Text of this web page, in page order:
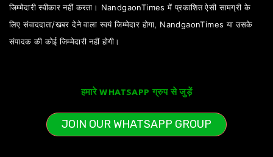
जिम्मेदारी स्वीकार नहीं करता। NandgaonTimes में प्रकाशित ऐसी सामग्री के
लिए संवाददाता/खबर देने वाला स्वयं जिम्मेदार होगा, NandgaonTimes या उसके
संपादक की कोई जिम्मेदारी नहीं होगी।
हमारे WHATSAPP ग्रुप से जुड़ें
JOIN OUR WHATSAPP GROUP